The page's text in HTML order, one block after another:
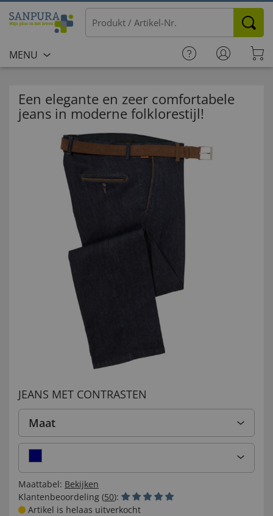
MENU
Een elegante en zeer comfortabele
jeans in moderne folklorestijl!
JEANS MET CONTRASTEN
Maat
Maattabel: Bekijken
Klantenbeoordeling (50):
Artikel is helaas uitverkocht